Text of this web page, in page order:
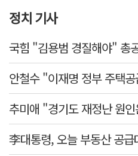
정치 기사